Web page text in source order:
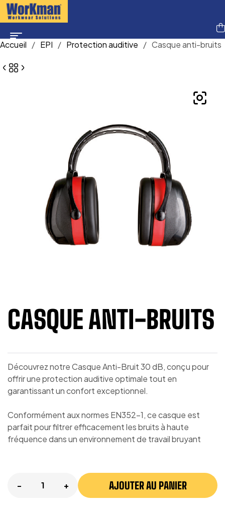
Accueil / EPI / Protection auditive / Casque anti-bruits
CASQUE ANTI-BRUITS
Découvrez notre Casque Anti-Bruit 30 dB, conçu pour
offrir une protection auditive optimale tout en
garantissant un confort exceptionnel.
Conformément aux normes EN352-1, ce casque est
parfait pour filtrer efficacement les bruits à haute
fréquence dans un environnement de travail bruyant
- + AJOUTER AU PANIER